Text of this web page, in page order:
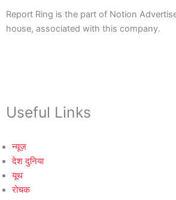
Report Ring is the part of Notion
house, associated with this company.
Useful Links
न्यूज़
देश दुनिया
यूथ
रोचक